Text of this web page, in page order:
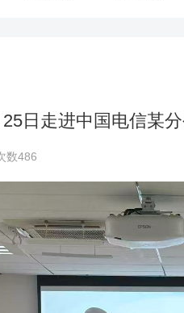
位企业内训师进行专项办公软
的课件内容，自主设计1000套
25日走进中国电信某
数486